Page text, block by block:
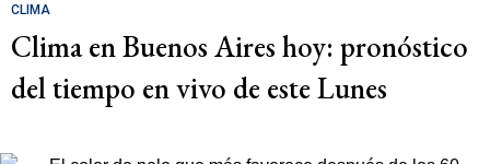
CLIMA
Clima en Buenos Aires hoy: pronóstico
del tiempo en vivo de este Lunes